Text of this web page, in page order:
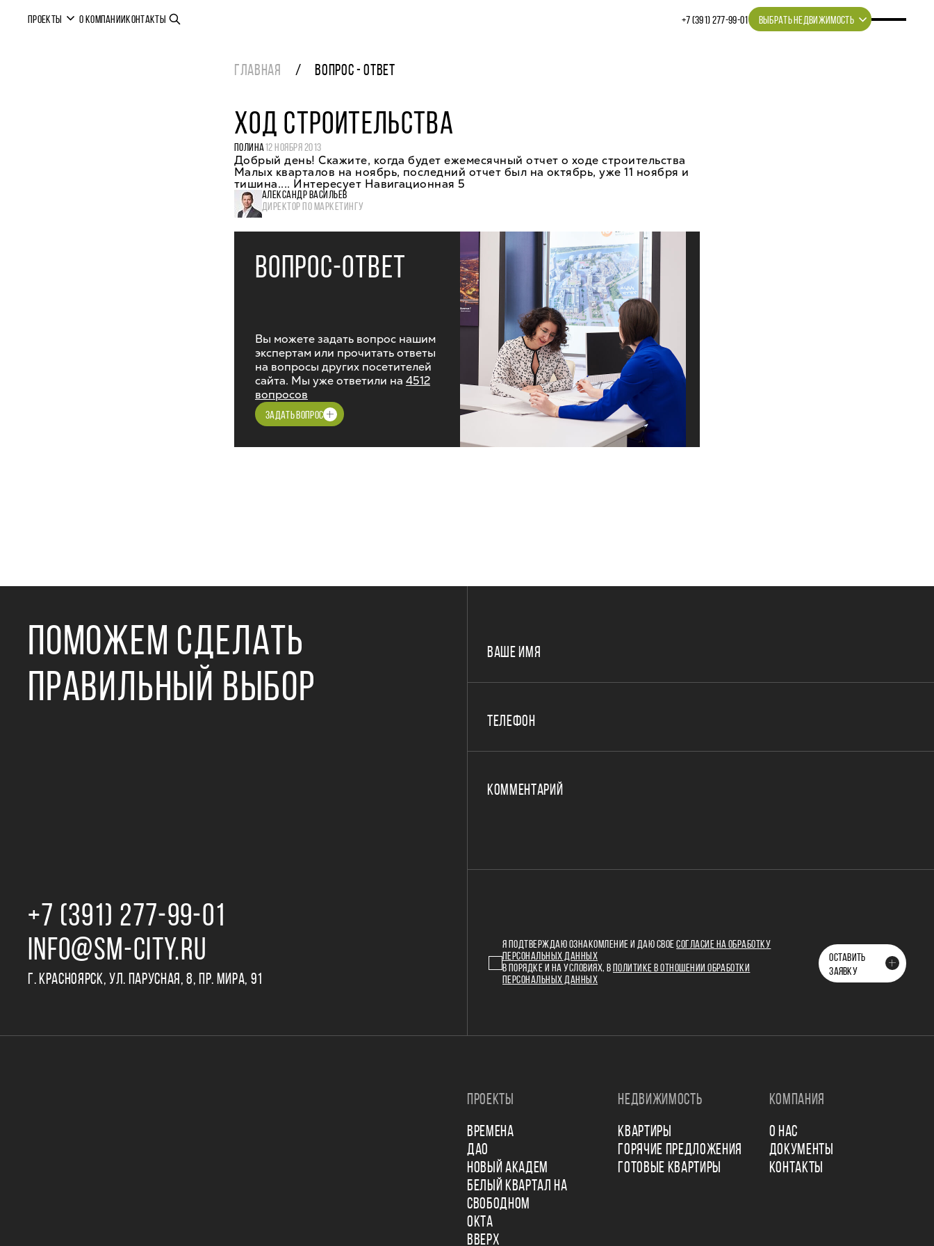
ПРОЕКТЫ О КОМПАНИИКОНТАКТЫ +7 (391) 277‒99‒01 ВЫБРАТЬ НЕДВИЖИМОСТЬ
ГЛАВНАЯ ВОПРОС - ОТВЕТ
ХОД СТРОИТЕЛЬСТВА
ПОЛИНА12 НОЯБРЯ 2013
Добрый день! Скажите, когда будет ежемесячный отчет о ходе строительства
Малых кварталов на ноябрь, последний отчет был на октябрь, уже 11 ноября и
тишина.... Интересует Навигационная 5
АЛЕКСАНДР ВАСИЛЬЕВ
ДИРЕКТОР ПО МАРКЕТИНГУ
ВОПРОС-ОТВЕТ
Вы можете задать вопрос нашим
экспертам или прочитать ответы
на вопросы других посетителей
сайта. Мы уже ответили на 4512
вопросов
ЗАДАТЬ ВОПРОС
ПОМОЖЕМ СДЕЛАТЬ
ПРАВИЛЬНЫЙ ВЫБОР
+7 (391) 277‒99‒01
INFO@SM-CITY.RU
Г. КРАСНОЯРСК, УЛ. ПАРУСНАЯ, 8, ПР. МИРА, 91
ВАШЕ ИМЯ
ТЕЛЕФОН
КОММЕНТАРИЙ
Я ПОДТВЕРЖДАЮ ОЗНАКОМЛЕНИЕ И ДАЮ СВОЕСОГЛАСИЕ НА ОБРАБОТКУ
ПЕРСОНАЛЬНЫХ ДАННЫХ
В ПОРЯДКЕ И НА УСЛОВИЯХ, В
ПОЛИТИКЕ В ОТНОШЕНИИ ОБРАБОТКИ
ПЕРСОНАЛЬНЫХ ДАННЫХ
ОСТАВИТЬ
ЗАЯВКУ
ПРОЕКТЫ
ВРЕМЕНА
ДАО
НОВЫЙ АКАДЕМ
БЕЛЫЙ КВАРТАЛ НА
СВОБОДНОМ
ОКТА
ВВЕРХ
НЕДВИЖИМОСТЬ
КВАРТИРЫ
ГОРЯЧИЕ ПРЕДЛОЖЕНИЯ
ГОТОВЫЕ КВАРТИРЫ
КОМПАНИЯ
О НАС
ДОКУМЕНТЫ
КОНТАКТЫ